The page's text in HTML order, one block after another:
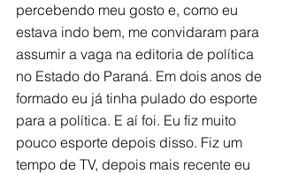
percebendo meu gosto e, como eu
estava indo bem, me convidaram para
assumir a vaga na editoria de política
no Estado do Paraná. Em dois anos de
formado eu já tinha pulado do esporte
para a política. E aí foi. Eu fiz muito
pouco esporte depois disso. Fiz um
tempo de TV, depois mais recente eu